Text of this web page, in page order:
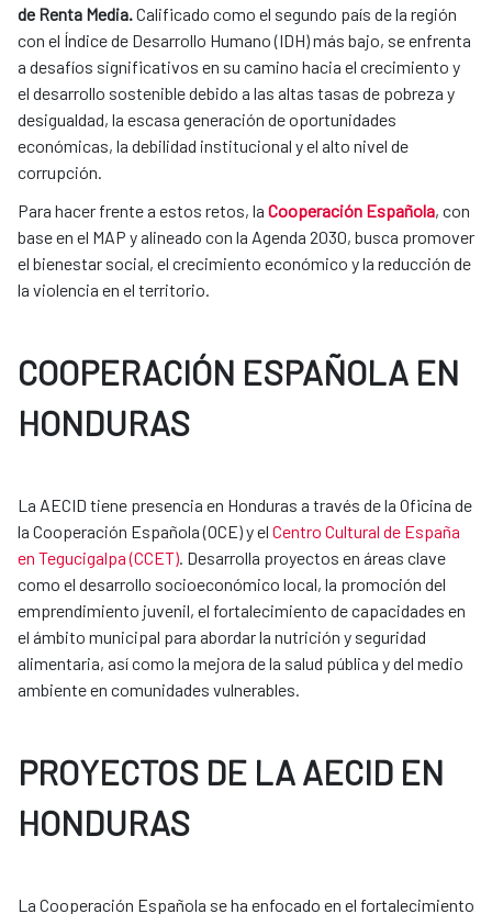
de Renta Media.Calificado como el segundo país de la región
con el Índice de Desarrollo Humano (IDH) más bajo, se enfrenta
a desafíos significativos en su camino hacia el crecimiento y
el desarrollo sostenible debido a las altas tasas de pobreza y
desigualdad, la escasa generación de oportunidades
económicas, la debilidad institucional y el alto nivel de
corrupción.
Para hacer frente a estos retos, la Cooperación Española, con
base en el MAP y alineado con la Agenda 2030, busca promover
el bienestar social, el crecimiento económico y la reducción de
la violencia en el territorio.
COOPERACIÓN ESPAÑOLA EN
HONDURAS
La AECID tiene presencia en Honduras a través de la Oficina de
la Cooperación Española (OCE) y el Centro Cultural de España
en Tegucigalpa (CCET). Desarrolla proyectos en áreas clave
como el desarrollo socioeconómico local, la promoción del
emprendimiento juvenil, el fortalecimiento de capacidades en
el ámbito municipal para abordar la nutrición y seguridad
alimentaria, así como la mejora de la salud pública y del medio
ambiente en comunidades vulnerables.
PROYECTOS DE LA AECID EN
HONDURAS
La Cooperación Española se ha enfocado en el fortalecimiento